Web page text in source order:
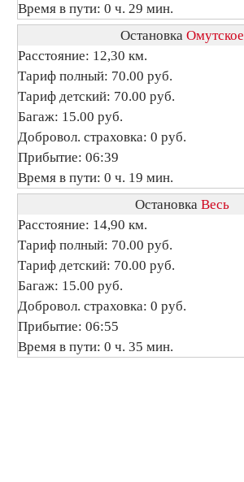
Время в пути: 0 ч. 29 мин.
Остановка Омутское
Расстояние: 12,30 км.
Тариф полный: 70.00 руб.
Тариф детский: 70.00 руб.
Багаж: 15.00 руб.
Добровол. страховка: 0 руб.
Прибытие: 06:39
Время в пути: 0 ч. 19 мин.
Остановка Весь
Расстояние: 14,90 км.
Тариф полный: 70.00 руб.
Тариф детский: 70.00 руб.
Багаж: 15.00 руб.
Добровол. страховка: 0 руб.
Прибытие: 06:55
Время в пути: 0 ч. 35 мин.